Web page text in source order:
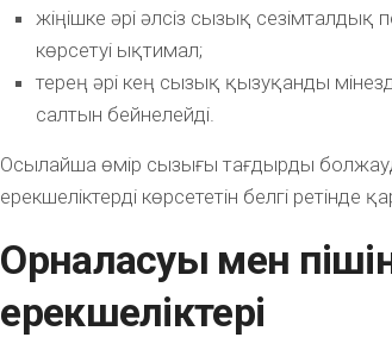
жіңішке әрі әлсіз сызық
көрсетуі ықтимал;
терең әрі кең сызық қызуқанды
салтын бейнелейді.
Осылайша өмір сызығы тағдырды
ерекшеліктерді көрсететін белгі ретінде
Орналасуы мен
ерекшеліктері